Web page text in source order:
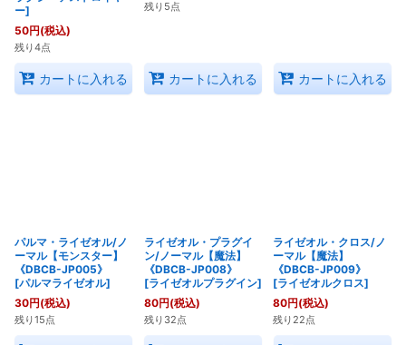
ー]
50円(税込)
残り4点
カートに入れる
残り5点
カートに入れる カートに入れる
パルマ・ライゼオル/ノ
ーマル【モンスター】
《DBCB-JP005》
[パルマライゼオル]
30円(税込)
残り15点
ライゼオル・プラグイ
ン/ノーマル【魔法】
《DBCB-JP008》
[ライゼオルプラグイン]
80円(税込)
残り32点
ライゼオル・クロス/ノ
ーマル【魔法】
《DBCB-JP009》
[ライゼオルクロス]
80円(税込)
残り22点